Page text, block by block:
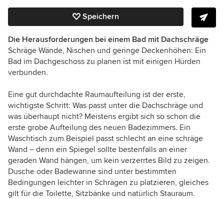
Speichern
Die Herausforderungen bei einem Bad mit Dachschräge
Schräge Wände, Nischen und geringe Deckenhöhen: Ein
Bad im Dachgeschoss zu planen ist mit einigen Hürden
verbunden.
Eine gut durchdachte Raumaufteilung ist der erste,
wichtigste Schritt: Was passt unter die Dachschräge und
was überhaupt nicht? Meistens ergibt sich so schon die
erste grobe Aufteilung des neuen Badezimmers. Ein
Waschtisch zum Beispiel passt schlecht an eine schräge
Wand – denn ein Spiegel sollte bestenfalls an einer
geraden Wand hängen, um kein verzerrtes Bild zu zeigen.
Dusche oder Badewanne sind unter bestimmten
Bedingungen leichter in Schrägen zu platzieren, gleiches
gilt für die Toilette, Sitzbänke und natürlich Stauraum.